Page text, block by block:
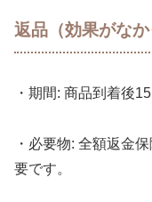
返品（効果がな
・期間: 商品到着後
・必要物: 全額返金
要です。